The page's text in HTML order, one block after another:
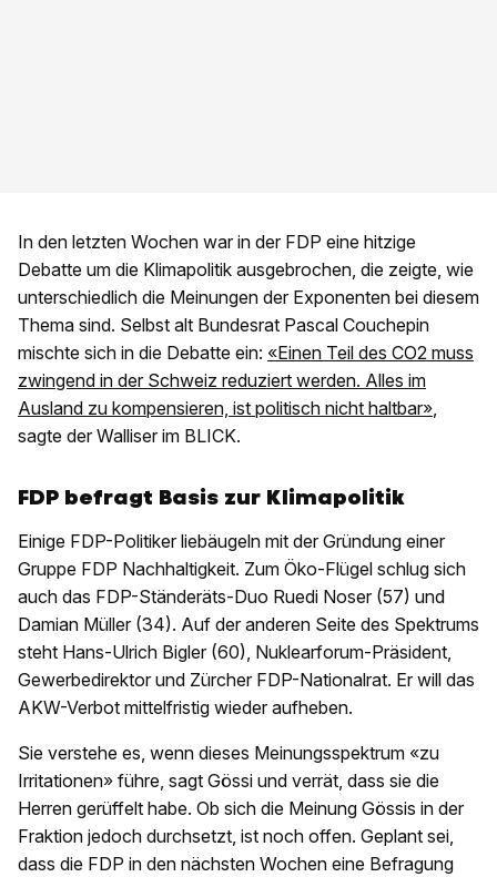
In den letzten Wochen war in der FDP eine hitzige
Debatte um die Klimapolitik ausgebrochen, die zeigte, wie
unterschiedlich die Meinungen der Exponenten bei diesem
Thema sind. Selbst alt Bundesrat Pascal Couchepin
mischte sich in die Debatte ein: «Einen Teil des CO2 muss
zwingend in der Schweiz reduziert werden. Alles im
Ausland zu kompensieren, ist politisch nicht haltbar»,
sagte der Walliser im BLICK.
FDP befragt Basis zur Klimapolitik
Einige FDP-Politiker liebäugeln mit der Gründung einer
Gruppe FDP Nachhaltigkeit. Zum Öko-Flügel schlug sich
auch das FDP-Ständeräts-Duo Ruedi Noser (57) und
Damian Müller (34). Auf der anderen Seite des Spektrums
steht Hans-Ulrich Bigler (60), Nuklearforum-Präsident,
Gewerbedirektor und Zürcher FDP-Nationalrat. Er will das
AKW-Verbot mittelfristig wieder aufheben.
Sie verstehe es, wenn dieses Meinungsspektrum «zu
Irritationen» führe, sagt Gössi und verrät, dass sie die
Herren gerüffelt habe. Ob sich die Meinung Gössis in der
Fraktion jedoch durchsetzt, ist noch offen. Geplant sei,
dass die FDP in den nächsten Wochen eine Befragung